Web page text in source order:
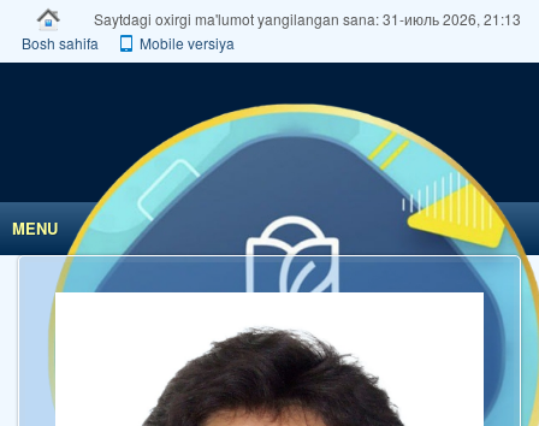
Saytdagi oxirgi ma'lumot yangilangan sana: 31-июль 2026, 21:13
Bosh sahifa
Mobile versiya
MENU